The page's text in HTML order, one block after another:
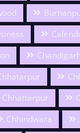
Chandigarh
Chhattarpur
Chhindwara